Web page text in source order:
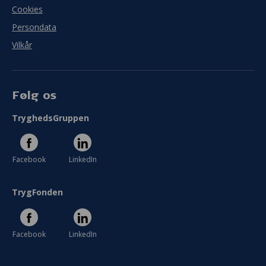
Cookies
Persondata
Vilkår
Følg os
TryghedsGruppen
Facebook LinkedIn
TrygFonden
Facebook LinkedIn